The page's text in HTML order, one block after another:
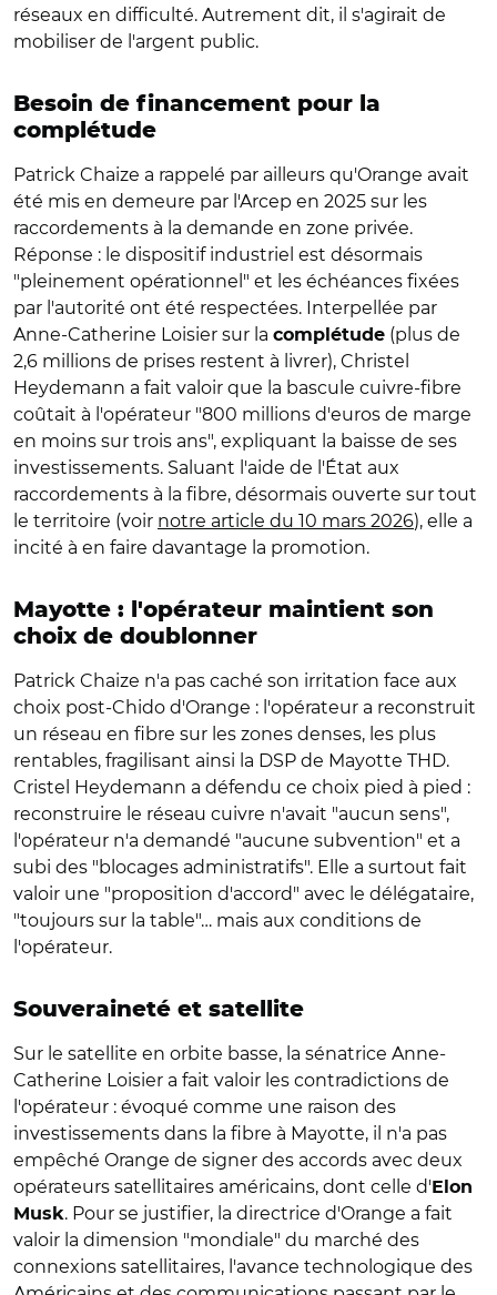
réseaux en difficulté. Autrement dit, il s'agirait de
mobiliser de l'argent public.
Besoin de financement pour la
complétude
Patrick Chaize a rappelé par ailleurs qu'Orange avait
été mis en demeure par l'Arcep en 2025 sur les
raccordements à la demande en zone privée.
Réponse : le dispositif industriel est désormais
"pleinement opérationnel" et les échéances fixées
par l'autorité ont été respectées. Interpellée par
Anne-Catherine Loisier sur la complétude (plus de
2,6 millions de prises restent à livrer), Christel
Heydemann a fait valoir que la bascule cuivre-fibre
coûtait à l'opérateur "800 millions d'euros de marge
en moins sur trois ans", expliquant la baisse de ses
investissements. Saluant l'aide de l'État aux
raccordements à la fibre, désormais ouverte sur tout
le territoire (voir notre article du 10 mars 2026), elle a
incité à en faire davantage la promotion.
Mayotte : l'opérateur maintient son
choix de doublonner
Patrick Chaize n'a pas caché son irritation face aux
choix post-Chido d'Orange : l'opérateur a reconstruit
un réseau en fibre sur les zones denses, les plus
rentables, fragilisant ainsi la DSP de Mayotte THD.
Cristel Heydemann a défendu ce choix pied à pied :
reconstruire le réseau cuivre n'avait "aucun sens",
l'opérateur n'a demandé "aucune subvention" et a
subi des "blocages administratifs". Elle a surtout fait
valoir une "proposition d'accord" avec le délégataire,
"toujours sur la table"… mais aux conditions de
l'opérateur.
Souveraineté et satellite
Sur le satellite en orbite basse, la sénatrice Anne-
Catherine Loisier a fait valoir les contradictions de
l'opérateur : évoqué comme une raison des
investissements dans la fibre à Mayotte, il n'a pas
empêché Orange de signer des accords avec deux
opérateurs satellitaires américains, dont celle d' Elon
Musk. Pour se justifier, la directrice d'Orange a fait
valoir la dimension "mondiale" du marché des
connexions satellitaires, l'avance technologique des